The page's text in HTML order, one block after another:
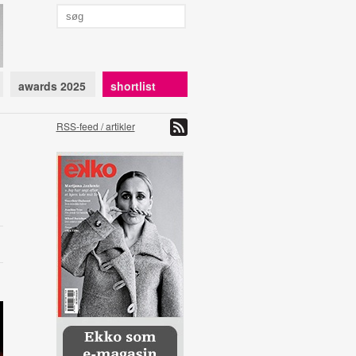
awards 2025 shortlist
RSS-feed / artikler